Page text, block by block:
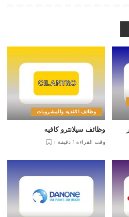
وظائف الاغذية والمشروبات
وظائف سيلانترو كافيه
وقت القراءة 1 دقيقة